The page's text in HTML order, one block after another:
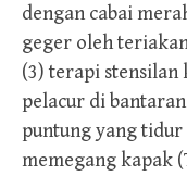
dengan cabai
geger oleh
(3) terapi stensilan
pelacur di
puntung yang tidur
memegang kapak